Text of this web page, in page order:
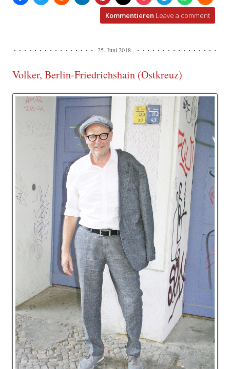
Kommentieren Leave a comment
25. Juni 2018
Volker, Berlin-Friedrichshain (Ostkreuz)